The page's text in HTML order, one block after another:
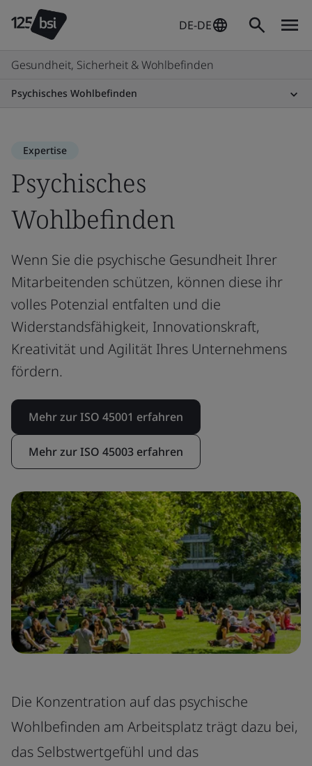
DE-DE
Gesundheit, Sicherheit & Wohlbefinden
Psychisches Wohlbefinden
Expertise
Psychisches
Wohlbefinden
Wenn Sie die psychische Gesundheit Ihrer
Mitarbeitenden schützen, können diese ihr
volles Potenzial entfalten und die
Widerstandsfähigkeit, Innovationskraft,
Kreativität und Agilität Ihres Unternehmens
fördern.
Mehr zur ISO 45001 erfahren
Mehr zur ISO 45003 erfahren
Die Konzentration auf das psychische
Wohlbefinden am Arbeitsplatz trägt dazu bei,
das Selbstwertgefühl und das